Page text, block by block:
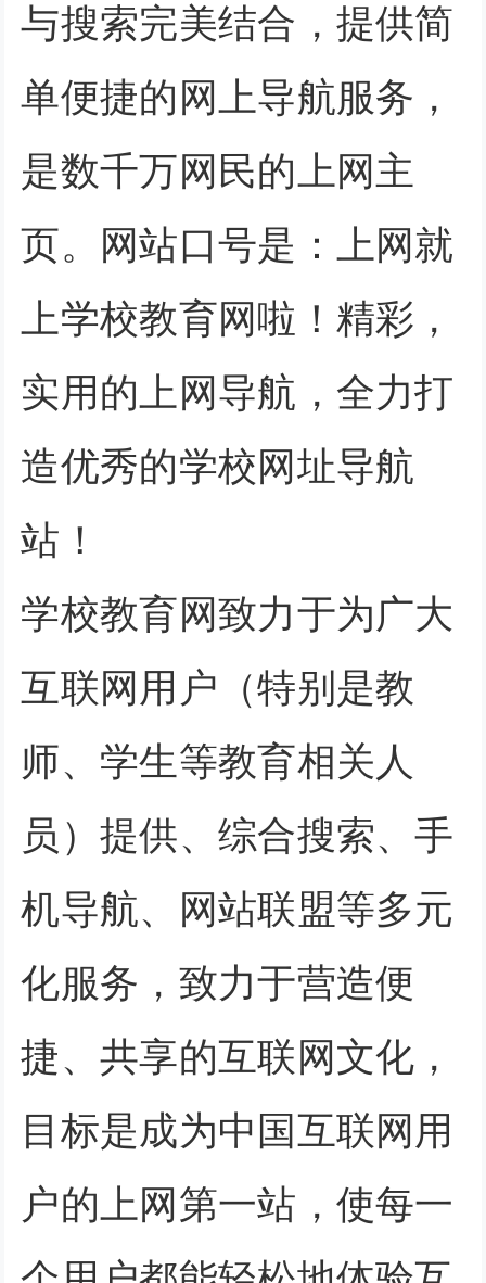
与搜索完美结合，提供简
单便捷的网上导航服务，
是数千万网民的上网主
页。网站口号是：上网就
上学校教育网啦！精彩，
实用的上网导航，全力打
造优秀的学校网址导航
站！
学校教育网致力于为广大
互联网用户（特别是教
师、学生等教育相关人
员）提供、综合搜索、手
机导航、网站联盟等多元
化服务，致力于营造便
捷、共享的互联网文化，
目标是成为中国互联网用
户的上网第一站，使每一